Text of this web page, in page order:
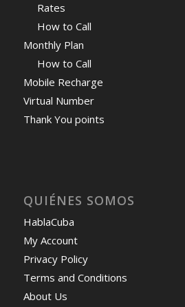
Rates
How to Call
Monthly Plan
How to Call
Mobile Recharge
Virtual Number
Thank You points
QUIÉNES SOMOS
HablaCuba
My Account
Privacy Policy
Terms and Conditions
About Us